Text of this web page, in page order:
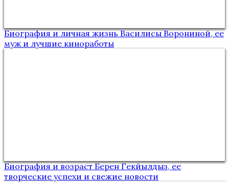
Биография и личная жизнь Василисы Ворониной, ее
муж и лучшие киноработы
Биография и возраст Берен Гекйылдыз, ее
творческие успехи и свежие новости